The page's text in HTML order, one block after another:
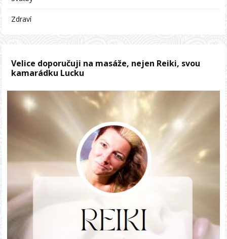
Zdraví
Velice doporučuji na masáže, nejen Reiki, svou
kamarádku Lucku